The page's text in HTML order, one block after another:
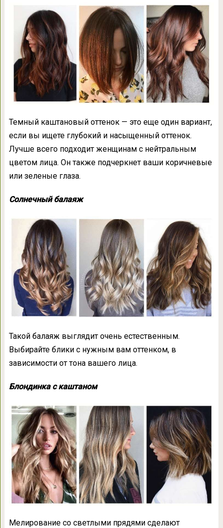
Темный каштановый оттенок — это еще один вариант,
если вы ищете глубокий и насыщенный оттенок.
Лучше всего подходит женщинам с нейтральным
цветом лица. Он также подчеркнет ваши коричневые
или зеленые глаза.
Солнечный балаяж
Такой балаяж выглядит очень естественным.
Выбирайте блики с нужным вам оттенком, в
зависимости от тона вашего лица.
Блондинка с каштаном
Мелирование со светлыми прядями сделают